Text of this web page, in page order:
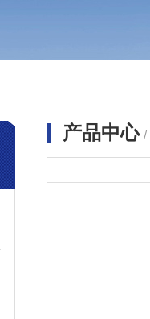
产品中心 /